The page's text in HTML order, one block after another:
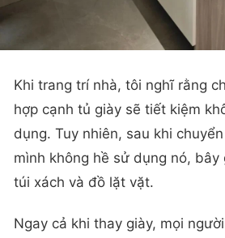
Khi trang trí nhà, tôi nghĩ rằng
hợp cạnh tủ giày sẽ tiết kiệm
dụng. Tuy nhiên, sau khi
mình không hề sử dụng nó,
túi xách và đồ lặt vặt.
Ngay cả khi thay giày, mọi